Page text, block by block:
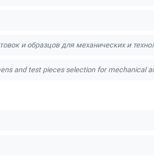
и образцов для механических и
and test pieces selection for mechanical